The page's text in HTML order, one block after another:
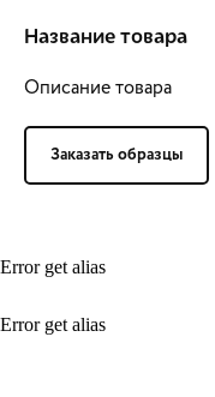
Название товара
Описание товара
Заказать образцы
Error get alias
Error get alias